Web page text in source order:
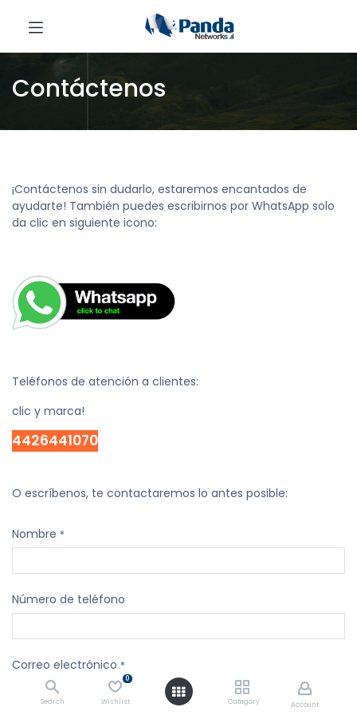
Search
0
Wishlist Category Account
Contáctenos
¡Contáctenos sin dudarlo, estaremos encantados de
ayudarte! También puedes escribirnos por WhatsApp solo
da clic en siguiente icono:
Teléfonos de atención a clientes:
clic y marca!
4426441070
O escríbenos, te contactaremos lo antes posible:
Nombre *
Número de teléfono
Correo electrónico *